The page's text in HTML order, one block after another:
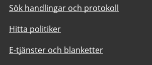
Sök handlingar och protokoll
Hitta politiker
E-tjänster och blanketter